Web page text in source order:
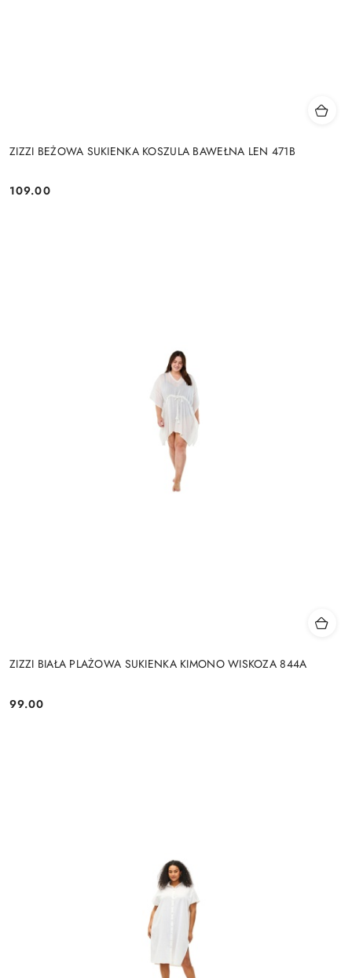
ZIZZI BEŻOWA SUKIENKA KOSZULA BAWEŁNA LEN 471B
Cena:
109.00
ZIZZI BIAŁA PLAŻOWA SUKIENKA KIMONO WISKOZA 844A
Cena:
99.00